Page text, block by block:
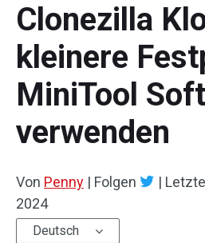
Clonezilla
kleinere
MiniTool
verwenden
Von Penny | Folgen |
2024
Deutsch